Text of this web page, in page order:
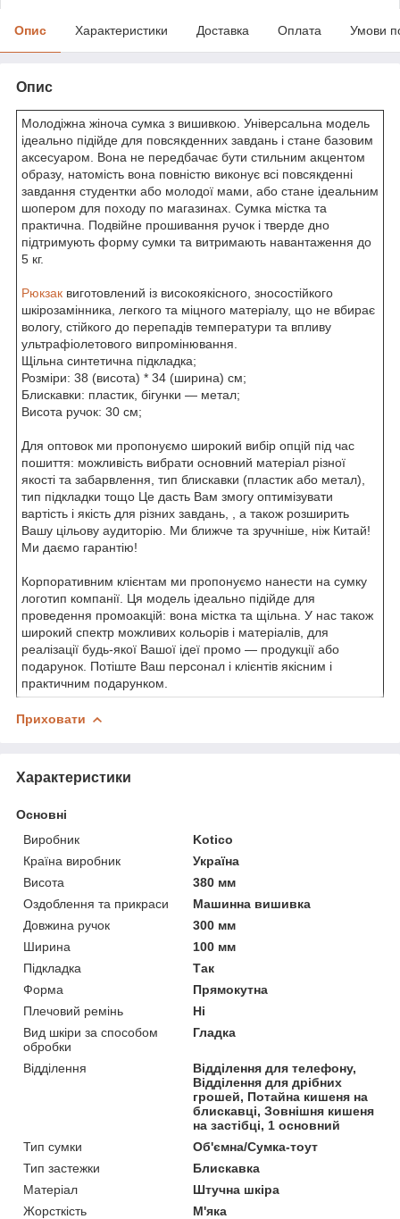
Опис Характеристики Доставка Оплата Умови
Опис
Молодіжна жіноча сумка з вишивкою. Універсальна модель
ідеально підійде для повсякденних завдань і стане базовим
аксесуаром. Вона не передбачає бути стильним акцентом
образу, натомість вона повністю виконує всі повсякденні
завдання студентки або молодої мами, або стане ідеальним
шопером для походу по магазинах. Сумка містка та
практична. Подвійне прошивання ручок і тверде дно
підтримують форму сумки та витримають навантаження до
5 кг.
Рюкзак виготовлений із високоякісного, зносостійкого
шкірозамінника, легкого та міцного матеріалу, що не вбирає
вологу, стійкого до перепадів температури та впливу
ультрафіолетового випромінювання.
Щільна синтетична підкладка;
Розміри: 38 (висота) * 34 (ширина) см;
Блискавки: пластик, бігунки — метал;
Висота ручок: 30 см;
Для оптовок ми пропонуємо широкий вибір опцій під час
пошиття: можливість вибрати основний матеріал різної
якості та забарвлення, тип блискавки (пластик або метал),
тип підкладки тощо Це дасть Вам змогу оптимізувати
вартість і якість для різних завдань, , а також розширить
Вашу цільову аудиторію. Ми ближче та зручніше, ніж Китай!
Ми даємо гарантію!
Корпоративним клієнтам ми пропонуємо нанести на сумку
логотип компанії. Ця модель ідеально підійде для
проведення промоакцій: вона містка та щільна. У нас також
широкий спектр можливих кольорів і матеріалів, для
реалізації будь-якої Вашої ідеї промо — продукції або
подарунок. Потіште Ваш персонал і клієнтів якісним і
практичним подарунком.
Приховати
Характеристики
Основні
Виробник
Kotico
Країна виробник
Україна
Висота
380 мм
Оздоблення та прикраси
Машинна вишивка
Довжина ручок
300 мм
Ширина
100 мм
Підкладка
Так
Форма
Прямокутна
Плечовий ремінь
Ні
Вид шкіри за способом
обробки
Гладка
Відділення
Відділення для телефону,
Відділення для дрібних
грошей, Потайна кишеня на
блискавці, Зовнішня кишеня
на застібці, 1 основний
Тип сумки
Об'ємна/Сумка-тоут
Тип застежки
Блискавка
Матеріал
Штучна шкіра
Жорсткість
М'яка